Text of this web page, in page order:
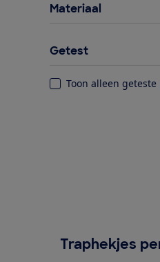
Materiaal
Getest
Toon alleen
Traphekjes